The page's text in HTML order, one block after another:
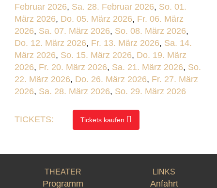
Februar 2026, Sa. 28. Februar 2026, So. 01.
März 2026, Do. 05. März 2026, Fr. 06. März
2026, Sa. 07. März 2026, So. 08. März 2026,
Do. 12. März 2026, Fr. 13. März 2026, Sa. 14.
März 2026, So. 15. März 2026, Do. 19. März
2026, Fr. 20. März 2026, Sa. 21. März 2026, So.
22. März 2026, Do. 26. März 2026, Fr. 27. März
2026, Sa. 28. März 2026, So. 29. März 2026
TICKETS: Tickets kaufen
THEATER
Programm
LINKS
Anfahrt